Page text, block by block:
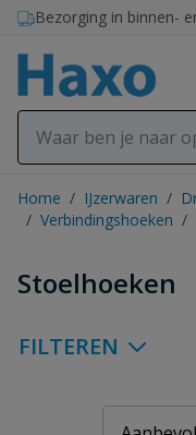
Ga naar de inhoud
Bezorging in binnen-
Home / IJzerwaren /
/ Verbindingshoeken /
Stoelhoeken
FILTEREN